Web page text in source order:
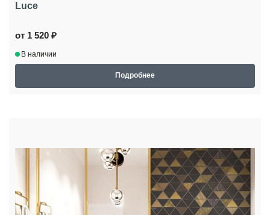
Luce
от 1 520 ₽
В наличии
Подробнее